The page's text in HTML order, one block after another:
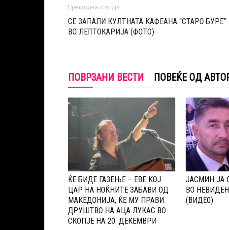
Претходна статија
СЕ ЗАПАЛИ КУЛТНАТА КАФЕАНА “СТАРО БУРЕ”
ВО ЛЕПТОКАРИЈА (ФОТО)
ПОВРЗАНИ ВЕСТИ ПОВЕЌЕ ОД
ЌЕ БИДЕ ГАЗЕЊЕ – ЕВЕ КОЈ
ЦАР НА НОЌНИТЕ ЗАБАВИ ОД
МАКЕДОНИЈА, ЌЕ МУ ПРАВИ
ДРУШТВО НА АЦА ЛУКАС ВО
СКОПЈЕ НА 20. ДЕКЕМВРИ
ЈАСМИН ЈА
ВО
(ВИДЕ0)